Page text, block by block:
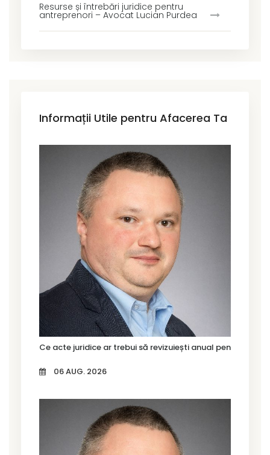
Resurse și întrebări juridice pentru
antreprenori – Avocat Lucian Purdea
Informații Utile pentru Afacerea Ta
Ce acte juridice ar trebui să revizuiești anual pentru firma
06 AUG. 2026